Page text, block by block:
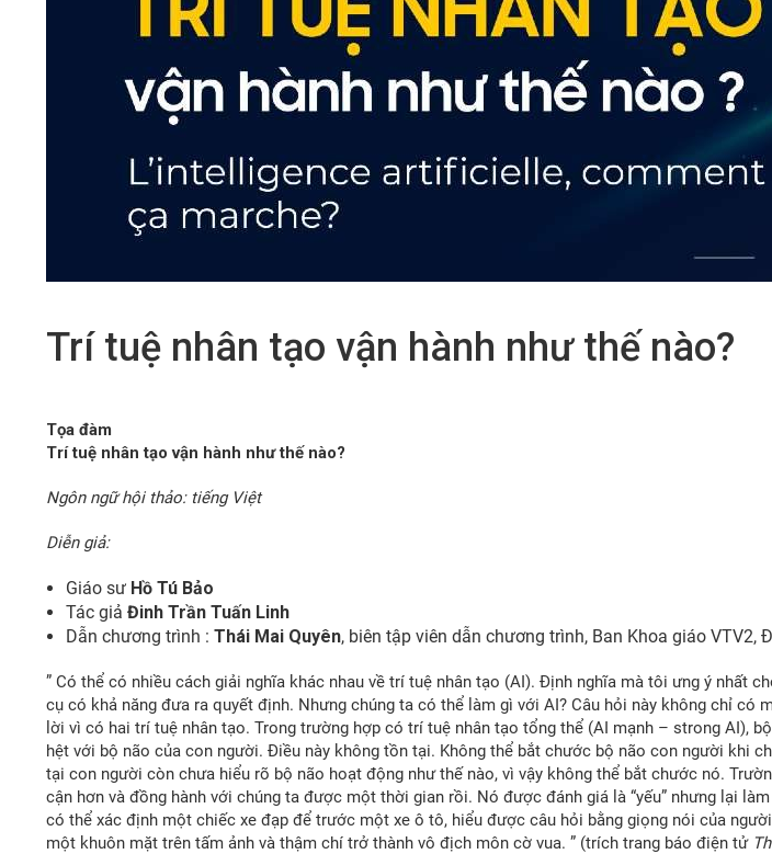
Trí tuệ nhân tạo vận hành như thế nào?
Tọa đàm
Trí tuệ nhân tạo vận hành như thế nào?
Ngôn ngữ hội thảo: tiếng Việt
Diễn giả:
Giáo sư Hồ Tú Bảo
Tác giả Đinh Trần Tuấn Linh
Dẫn chương trình : Thái Mai Quyên, biên tập viên dẫn chương trình, Ban Khoa giáo VTV2, Đ
” Có thể có nhiều cách giải nghĩa khác nhau về trí tuệ nhân tạo (AI). Định nghĩa mà tôi ưng ý nhất
cụ có khả năng đưa ra quyết định. Nhưng chúng ta có thể làm gì với AI? Câu hỏi này không chỉ có
lời vì có hai trí tuệ nhân tạo. Trong trường hợp có trí tuệ nhân tạo tổng thể (AI mạnh – strong AI),
hệt với bộ não của con người. Điều này không tồn tại. Không thể bắt chước bộ não con người khi
tại con người còn chưa hiểu rõ bộ não hoạt động như thế nào, vì vậy không thể bắt chước nó.
cận hơn và đồng hành với chúng ta được một thời gian rồi. Nó được đánh giá là “yếu” nhưng lại
có thể xác định một chiếc xe đạp để trước một xe ô tô, hiểu được câu hỏi bằng giọng nói của
một khuôn mặt trên tấm ảnh và thậm chí trở thành vô địch môn cờ vua. ” (trích trang báo điện tử